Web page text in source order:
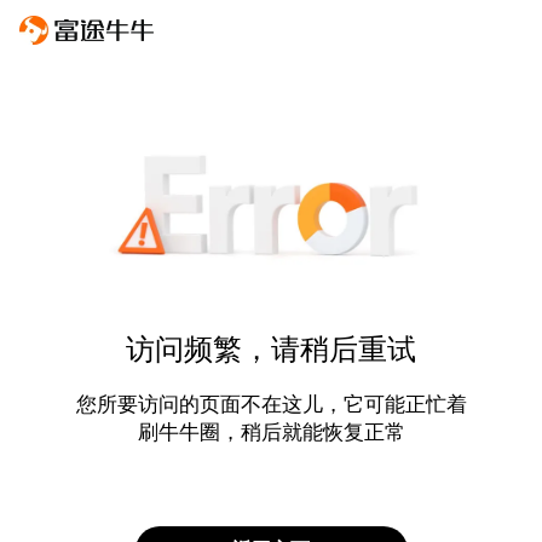
访问频繁，请稍后重试
您所要访问的页面不在这儿，它可能正忙着
刷牛牛圈，稍后就能恢复正常